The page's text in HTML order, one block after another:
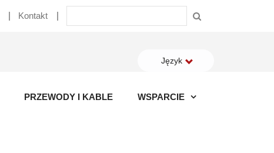
Kontakt
Język
PRZEWODY I KABLE WSPARCIE